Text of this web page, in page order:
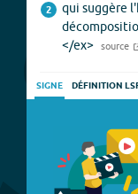
2
qui suggère
</ex>
source
SIGNE DÉFINITION